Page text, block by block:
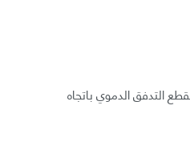
التدفق الدموي باتجاه